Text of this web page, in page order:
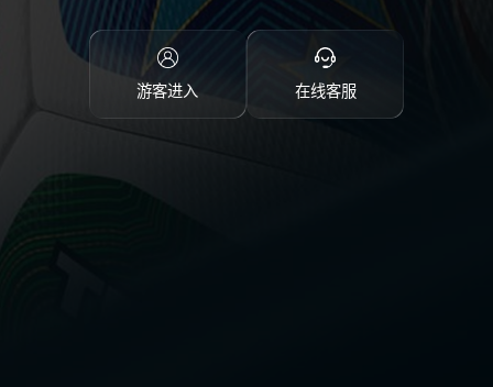
游客进入 在线客服